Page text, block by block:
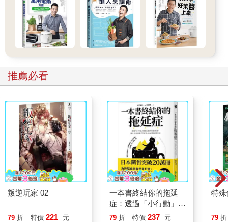
推薦必看
叛逆玩家 02
79 折 特價 221 元
一本書終結你的拖延
症：透過「小行動」打
開大腦的行動開關，懶
79 折 特價 237 元
特
79 折